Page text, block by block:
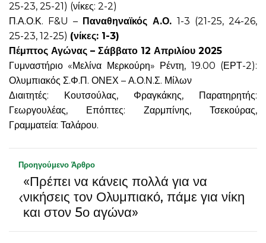
25-23, 25-21) (νίκες: 2-2)
Π.Α.Ο.Κ. F&U – Παναθηναϊκός Α.Ο. 1-3 (21-25, 24-26,
25-23, 12-25) (νίκες: 1-3)
Πέμπτος Αγώνας – Σάββατο 12 Απριλίου 2025
Γυμναστήριο «Μελίνα Μερκούρη» Ρέντη, 19.00 (ΕΡΤ-2):
Ολυμπιακός Σ.Φ.Π. ΟΝΕΧ – Α.Ο.Ν.Σ. Μίλων
Διαιτητές: Κουτσούλας, Φραγκάκης, Παρατηρητής:
Γεωργουλέας, Επόπτες: Ζαρμπίνης, Τσεκούρας,
Γραμματεία: Ταλάρου.
Προηγούμενο Άρθρο
‹
«Πρέπει να κάνεις πολλά για να
νικήσεις τον Ολυμπιακό, πάμε για νίκη
και στον 5ο αγώνα»